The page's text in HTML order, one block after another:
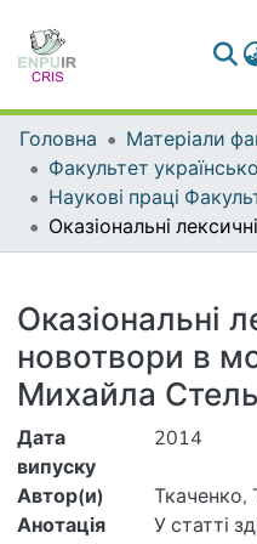
Головна
Оказіональні
новотвори в
Михайла
Дата
випуску
2014
Автор(и)
Ткаченко,
Анотація
У статті